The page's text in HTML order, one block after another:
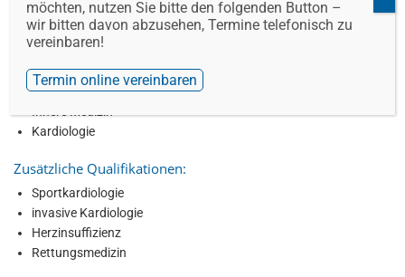
Freie Universität Berlin
Approbation: 1997
Fachgebiete
Kardiologie
Zusätzliche Qualifikationen:
Sportkardiologie
invasive Kardiologie
Herzinsuffizienz
Rettungsmedizin
möchten, nutzen Sie bitte den folgenden Button –
wir bitten davon abzusehen, Termine telefonisch zu
vereinbaren!
Termin online vereinbaren